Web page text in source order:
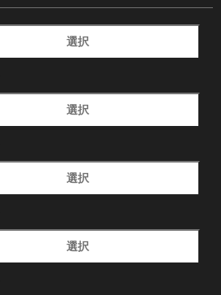
選択
選択
選択
選択